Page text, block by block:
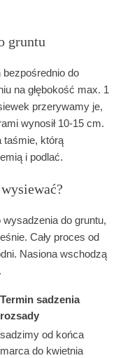
gruntu
do
na głębokość max. 1
przerywamy je,
wynosił 10-15 cm.
taśmie, którą
i podlać.
do gruntu,
Cały proces od
Nasiona wschodzą
Termin sadzenia
rozsady
sadzimy od końca
marca do kwietnia